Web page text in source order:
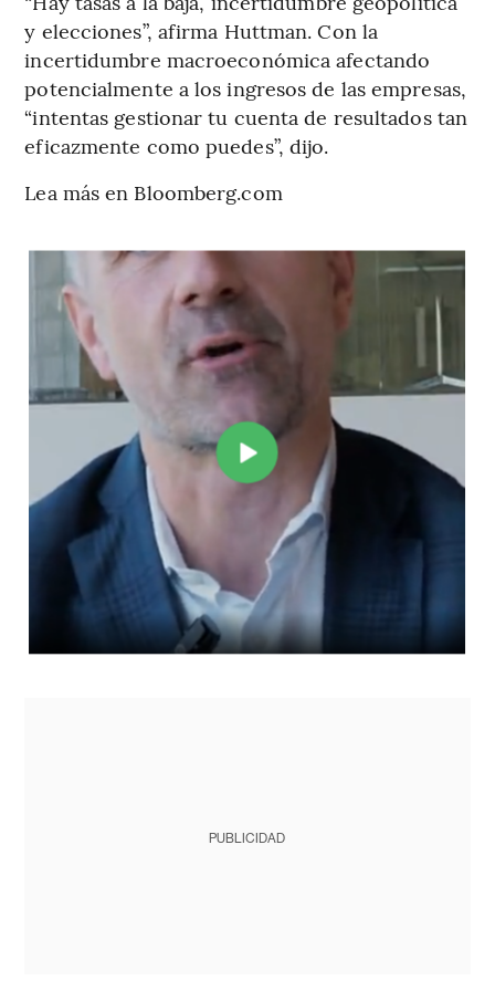
y elecciones”, afirma Huttman. Con la
incertidumbre macroeconómica afectando
potencialmente a los ingresos de las empresas,
“intentas gestionar tu cuenta de resultados tan
eficazmente como puedes”, dijo.
Lea más en Bloomberg.com
PUBLICIDAD